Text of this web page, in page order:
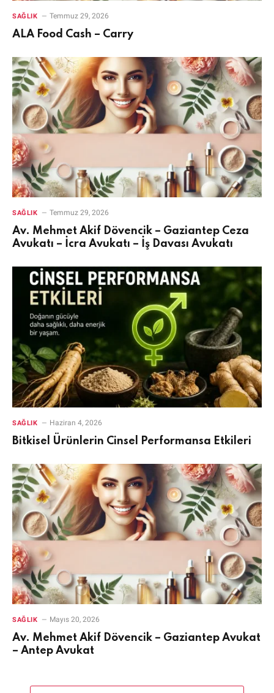
SAĞLIK Temmuz 29, 2026
ALA Food Cash – Carry
SAĞLIK Temmuz 29, 2026
Av. Mehmet Akif Dövencik – Gaziantep Ceza
Avukatı – İcra Avukatı – İş Davası Avukatı
SAĞLIK Haziran 4, 2026
Bitkisel Ürünlerin Cinsel Performansa Etkileri
SAĞLIK Mayıs 20, 2026
Av. Mehmet Akif Dövencik – Gaziantep Avukat
– Antep Avukat